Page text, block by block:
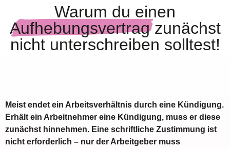
Warum du einen
Aufhebungsvertragzunächst
nicht unterschreiben solltest!
Meist endet ein Arbeitsverhältnis durch eine Kündigung.
Erhält ein Arbeitnehmer eine Kündigung, muss er diese
zunächst hinnehmen. Eine schriftliche Zustimmung ist
nicht erforderlich – nur der Arbeitgeber muss